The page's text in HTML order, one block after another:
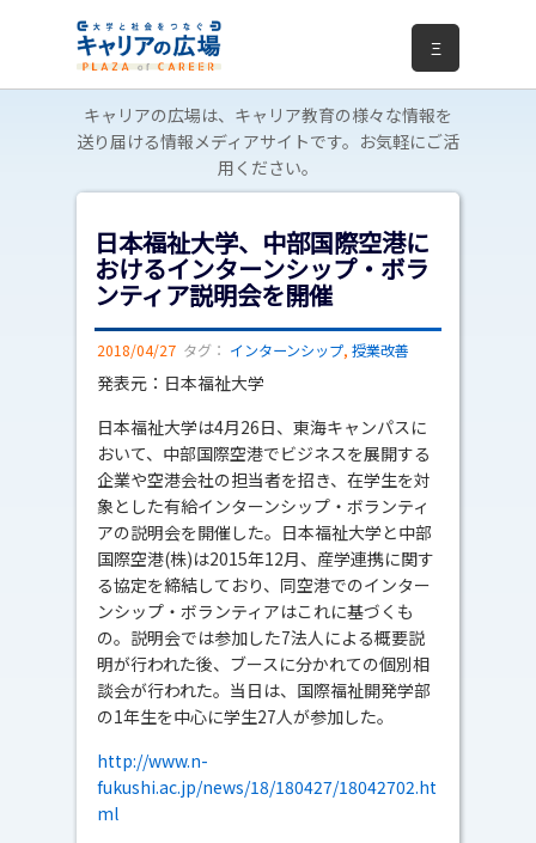
Ξ
キャリアの広場は、キャリア教育の様々な情報を
送り届ける情報メディアサイトです。お気軽にご活
用ください。
日本福祉大学、中部国際空港に
おけるインターンシップ・ボラ
ンティア説明会を開催
2018/04/27 タグ： インターンシップ, 授業改善
発表元：日本福祉大学
日本福祉大学は4月26日、東海キャンパスに
おいて、中部国際空港でビジネスを展開する
企業や空港会社の担当者を招き、在学生を対
象とした有給インターンシップ・ボランティ
アの説明会を開催した。日本福祉大学と中部
国際空港(株)は2015年12月、産学連携に関す
る協定を締結しており、同空港でのインター
ンシップ・ボランティアはこれに基づくも
の。説明会では参加した7法人による概要説
明が行われた後、ブースに分かれての個別相
談会が行われた。当日は、国際福祉開発学部
の1年生を中心に学生27人が参加した。
http://www.n-
fukushi.ac.jp/news/18/180427/18042702.ht
ml